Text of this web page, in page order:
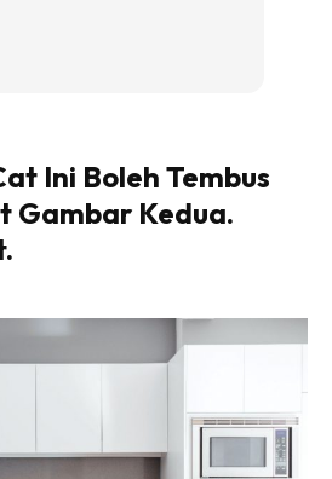
Ini Boleh Tembus
Gambar Kedua.